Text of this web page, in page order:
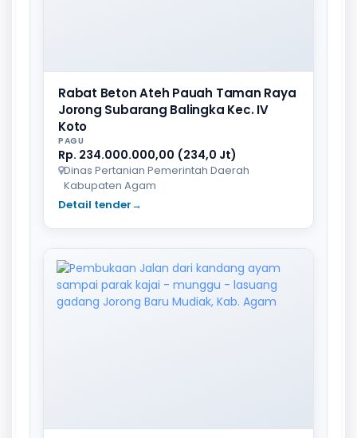
Rabat Beton Ateh Pauah Taman Raya
Jorong Subarang Balingka Kec. IV
Koto
PAGU
Rp. 234.000.000,00 (234,0 Jt)
Dinas Pertanian Pemerintah Daerah
Kabupaten Agam
Detail tender→